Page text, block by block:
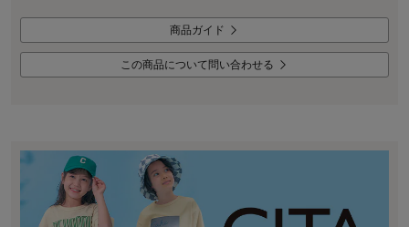
商品ガイド
この商品について問い合わせる